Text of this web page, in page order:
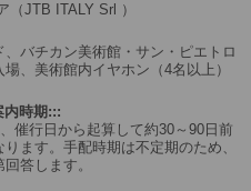
（JTB ITALY Srl ）
、バチカン美術館・サン・ピエトロ
、美術館内イヤホン（4名以上）
内時期:::
催行日から起算して約30～90日前
ます。手配時期は不定期のため、
答します。